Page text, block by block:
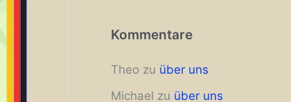
Kommentare
Theo zu über uns
Michael zu über uns